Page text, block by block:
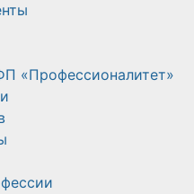
«Профессионалитет»